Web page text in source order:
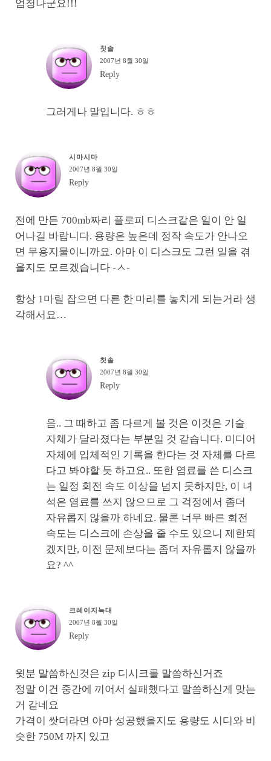
엄청나군요!!!
칫솔
2007년 8월 30일
Reply
그러게나 말입니다. ㅎㅎ
시마시마
2007년 8월 30일
Reply
전에 만든 700mb짜리 플로피 디스크같은 일이 안 일
어나길 바랍니다. 용량은 높은데 정작 속도가 안나오
면 무용지물이니까요. 아마 이 디스크도 그런 일을 겪
을지도 모르겠습니다 -ㅅ-
항상 1마릴 잡으면 다른 한 마리를 놓치게 되는거라 생
각해서요…
칫솔
2007년 8월 30일
Reply
음.. 그 때하고 좀 다르게 볼 것은 이것은 기술
자체가 달라졌다는 부분일 것 같습니다. 미디어
자체에 입체적인 기록을 한다는 것 자체를 다르
다고 봐야할 듯 하고요.. 또한 염료를 쓴 디스크
는 일정 회전 속도 이상을 넘지 못하지만, 이 녀
석은 염료를 쓰지 않으므로 그 걱정에서 좀더
자유롭지 않을까 하네요. 물론 너무 빠른 회전
속도는 디스크에 손상을 줄 수도 있으니 제한되
겠지만, 이전 문제보다는 좀더 자유롭지 않을까
요? ^^
크레이지늑대
2007년 8월 30일
Reply
윗분 말씀하신것은 zip 디시크를 말씀하신거죠
정말 이건 중간에 끼어서 실패했다고 말씀하신게 맞는
거 같네요
가격이 쌋더라면 아마 성공했을지도 용량도 시디와 비
슷한 750M 까지 있고